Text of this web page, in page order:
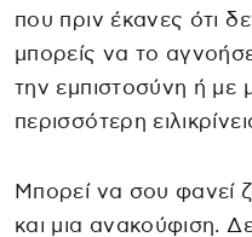
που πριν έκανες ότι
μπορείς να το
την εμπιστοσύνη ή με
περισσότερη
Μπορεί να σου φανεί
και μια ανακούφιση.